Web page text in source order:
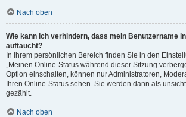
Nach oben
Wie kann ich verhindern, dass mein Benutzername
auftaucht?
In Ihrem persönlichen Bereich finden Sie in den
„Meinen Online-Status während dieser Sitzung
Option einschalten, können nur Administratoren,
Ihren Online-Status sehen. Sie werden dann als
gezählt.
Nach oben